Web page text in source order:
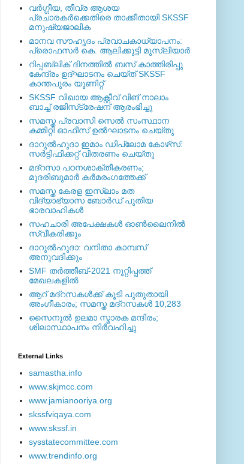
വര്‍ഗ്ഗീയ, തീവ്ര ആശയ
പ്രചാരകര്‍ക്കെതിരെ താക്കീതായി SKSSF
മനുഷ്യജാലിക
മാനവ സൗഹൃദം പ്രവാചകാധ്യാപനം:
പ്രൊഫസർ കെ. ആലിക്കുട്ടി മുസ്ലിയാർ
റിപ്പബ്ലിക് ദിനത്തില്‍ ബസ് കാത്തിരിപ്പു
കേന്ദ്രം ഉദ്ഘാടനം ചെയ്ത്‌ SKSSF
കാന്തപുരം യൂണിറ്റ്
SKSSF വിഖായ ആക്റ്റീവ് വിങ് നാലാം
ബാച്ച് രജിസ്‌ട്രേഷന് ആരംഭിച്ചു
സമസ്ത പ്രവാസി സെല്‍ സംസ്ഥാന
കമ്മിറ്റി ഓഫീസ് ഉല്‍ഘാടനം ചെയ്തു
ദാറുല്‍ഹുദാ ഇമാം ഡിപ്ലോമ കോഴ്‌സ്:
സര്‍ട്ടിഫിക്കറ്റ് വിതരണം ചെയ്തു
മദ്‌റസാ പഠനശാക്തീകരണം;
മുദരിബുമാര്‍ കര്‍മരംഗത്തേക്ക്
സമസ്ത കേരള ഇസ്ലാം മത
വിദ്യാഭ്യാസ ബോര്‍ഡ് പുതിയ
ഭാരവാഹികള്‍
സഹചാരി അപേക്ഷകൾ ഓൺലൈനിൽ
സ്വീകരിക്കും
ദാറുല്‍ഹുദാ: വനിതാ കാമ്പസ്
അനുവദിക്കും
SMF തര്‍ത്തീബ്-2021 നൂറ്റിപ്പത്ത്
മേഖലകളില്‍
ആറ് മദ്റസകള്‍ക്ക് കൂടി പുതുതായി
അംഗീകാരം; സമസ്ത മദ്റസകള്‍ 10,283
സൈനുല്‍ ഉലമാ സ്മാരക മന്ദിരം;
ശിലാസ്ഥാപനം നിര്‍വഹിച്ചു
External ‎Links
samastha.info
www.skjmcc.com
www.jamianooriya.org
skssfviqaya.com
www.skssf.in
sysstatecommittee.com
www.trendinfo.org